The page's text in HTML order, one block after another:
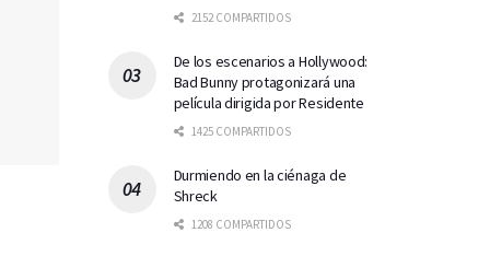
2152 COMPARTIDOS
De los escenarios a Hollywood:
Bad Bunny protagonizará una
película dirigida por Residente
1425 COMPARTIDOS
Durmiendo en la ciénaga de
Shreck
1208 COMPARTIDOS